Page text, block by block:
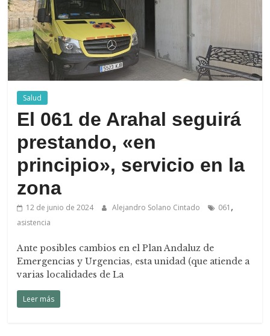
Arahal
Salud
El 061 de Arahal seguirá
prestando, «en
principio», servicio en la
zona
12 de junio de 2024 Alejandro Solano Cintado 061 ,
asistencia
Ante posibles cambios en el Plan Andaluz de
Emergencias y Urgencias, esta unidad (que atiende a
varias localidades de La
Leer más